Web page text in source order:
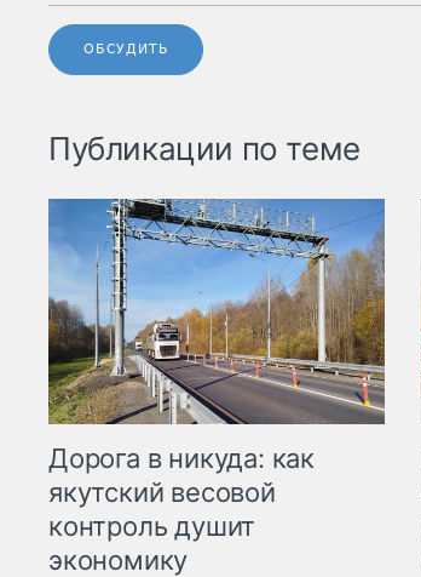
ОБСУДИТЬ
Публикации по теме
Дорога в никуда: как
якутский весовой
контроль душит
экономику